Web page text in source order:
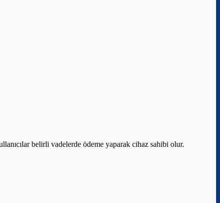
belirli vadelerde ödeme yaparak cihaz sahibi olur.